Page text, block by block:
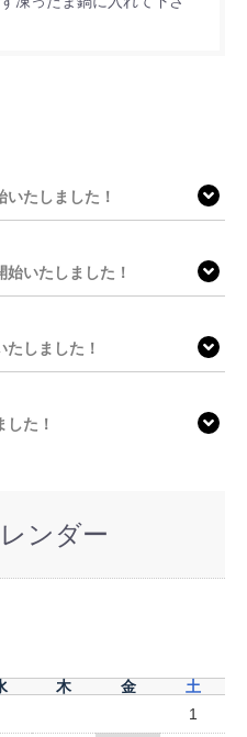
いたしました！
始いたしました！
たしました！
した！
ンダー
木 金
土
1